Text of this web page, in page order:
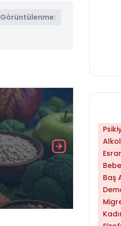
Görüntülenme:
Alkol
Baş